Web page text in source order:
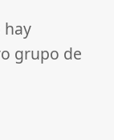
hay
grupo de